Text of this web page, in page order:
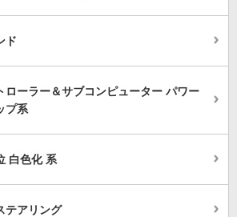
ド
ローラー＆サブコンピューター パワー
プ系
白色化 系
テアリング